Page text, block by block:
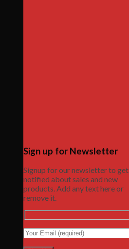
Sign up for Newsletter
Signup for our newsletter to get
notified about sales and new
products. Add any text here or
remove it.